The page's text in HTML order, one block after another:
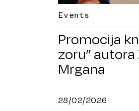
Events
Promocija
zoru”
Mrgana
28/02/2026